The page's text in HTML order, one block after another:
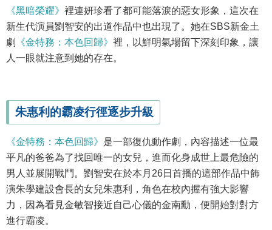
《黑暗榮耀》 裡連妍珍看了都可能落淚的惡女形象，這次在
新生代演員劉智安的出道作品中也出現了。她在SBS新金土
劇
《金特務：本色回歸》 裡，以鮮明氣場留下深刻印象，讓
人一眼就注意到她的存在。
朱惠利的霸凌行徑逐步升級
《金特務：本色回歸》 是一部復仇動作劇，內容描述一位最
平凡的爸爸為了找回唯一的女兒，進而化身成世上最危險的
男人並展開戰鬥。劉智安在於本月26日首播的這部作品中飾
演朱學建設會長的女兒朱惠利，角色在校內握有強大影響
力，因為看見金敏智接近自己心儀的金南勳，便開始對對方
進行霸凌。